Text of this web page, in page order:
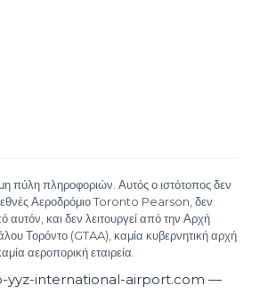
πύλη πληροφοριών. Αυτός ο ιστότοπος δεν
Αεροδρόμιο Toronto Pearson, δεν
αυτόν, και δεν λειτουργεί από την Αρχή
Τορόντο (GTAA), καμία κυβερνητική αρχή
αεροπορική εταιρεία.
yyz-international-airport.com —